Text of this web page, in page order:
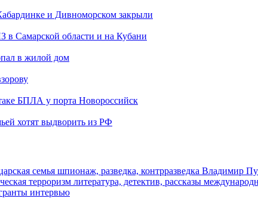
и Дивноморском закрыли
в Самарской области и на Кубани
в жилой дом
БПЛА у порта Новороссийск
хотят выдворить из РФ
семья шпионаж, разведка, контрразведка Владимир
терроризм литература, детектив, рассказы
интервью